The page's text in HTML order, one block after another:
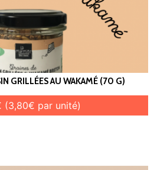
GRILLÉES AU WAKAMÉ (70 G)
(3,80€ par unité)